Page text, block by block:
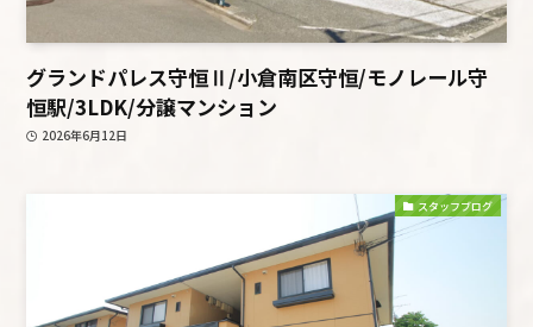
グランドパレス守恒Ⅱ/小倉南区守恒/モノレール守
恒駅/3LDK/分譲マンション
2026年6月12日
スタッフブログ